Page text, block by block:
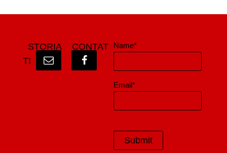
STORIA
CONTAT
TI
Name*
Email*